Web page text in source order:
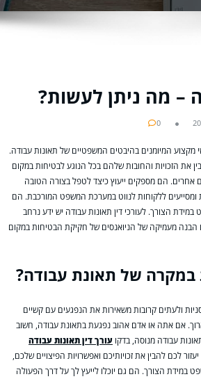
– מה ניתן לעשות?
0
מקצוע המיומנים בהיבטים המשפטיים של תאונות עבודה.
את הזכויות והחובות שלהם בכל הנוגע לבטיחות במקום
אחרים. הם מספקים ייעוץ כיצד לטפל בצורה הטובה
ומסייעים ללקוחות לנווט במערכת המשפט המורכבת. הם
הצורך. לעורכי דין תאונות עבודה יש ידע נרחב
הבנה מעמיקה של הניואנסים של חקיקת הבטיחות במקום
במקרה של תאונת עבודה?
ולעתים קרובות משאירות את הנפגעים עם קשיים
ארוך. אם אתה או אדם אהוב נפגעת בתאונת עבודה, חשוב
עבודה מנוסה, בדקו עורך דין תאונות עבודה
יעזור לכם להבין את זכויותיכם ואפשרויות הפיצויים שלכם,
במידת הצורך. הם גם יוכלו לייעץ לך על דרך הפעולה